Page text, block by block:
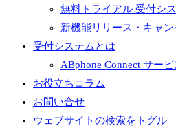
無料トライアル 受付シ
新機能リリース・キャン
受付システムとは
ABphone Connect サービ
お役立ちコラム
お問い合せ
ウェブサイトの検索をトグル